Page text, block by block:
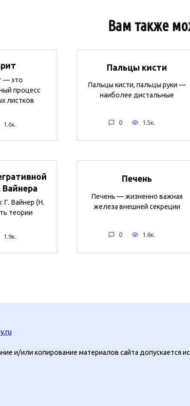
Вам также
— это
процесс
листков
1.6к.
Пальцы кисти
Пальцы кисти, пальцы руки —
наиболее дистальные
0 1.5к.
Г. Вайнер (H.
теории
1.9к.
Печень
Печень — жизненно важная
железа внешней секреции
0 1.6к.
и/или копирование материалов сайта допускается